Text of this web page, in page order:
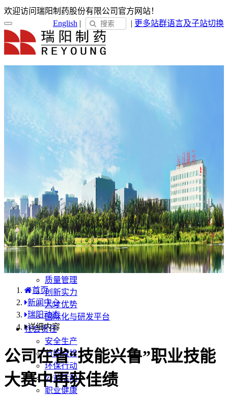
欢迎访问瑞阳制药股份有限公司官方网站！
语言及子站切换
English | | 更多站群
关于瑞阳
瑞阳简介
企业文化
新闻中心
瑞阳动态
通知公告
媒体聚焦
员工天地
企业电子报
产品服务
产品中心
国内分布
学术合规
企业优势
质量管理
创新实力
人才优势
国际化与研发平台
社会责任
安全生产
节能减排
环保行动
公益活动
职业健康
首页
新闻中心
瑞阳动态
详细内容
公司在省“技能兴鲁”职业技能
大赛中再获佳绩